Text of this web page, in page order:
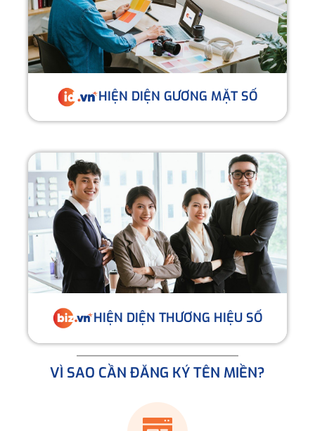
HIỆN DIỆN GƯƠNG MẶT SỐ
HIỆN DIỆN THƯƠNG HIỆU SỐ
VÌ SAO CẦN ĐĂNG KÝ TÊN MIỀN?